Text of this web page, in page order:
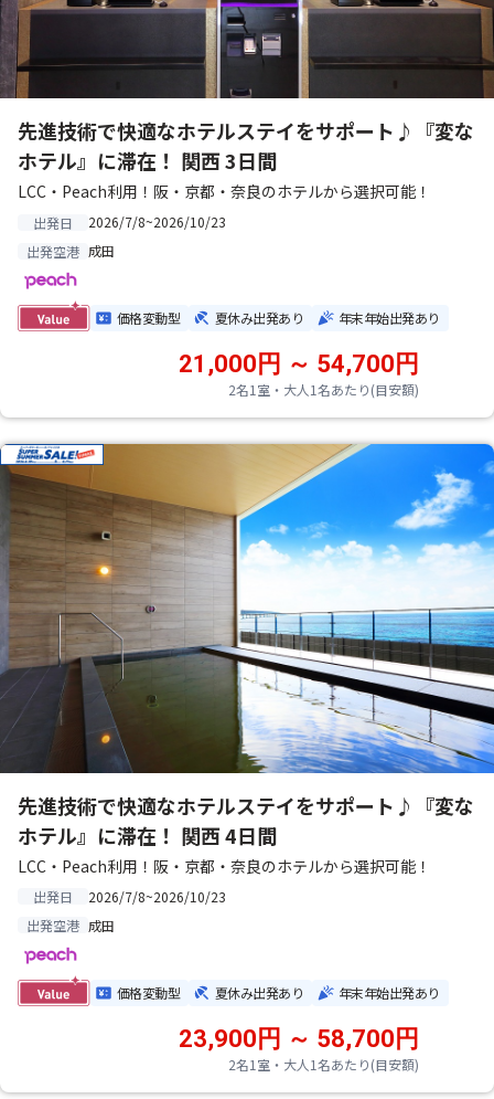
先進技術で快適なホテルステイをサポート♪『変な
ホテル』に滞在！ 関西 3日間
LCC・Peach利用！阪・京都・奈良のホテルから選択可能！
出発日
2026/7/8~2026/10/23
出発空港 成田
価格変動型 夏休み出発あり 年末年始出発あり
2名1室・大人1名あたり(目安額)
21,000円 ～ 54,700円
先進技術で快適なホテルステイをサポート♪『変な
ホテル』に滞在！ 関西 4日間
LCC・Peach利用！阪・京都・奈良のホテルから選択可能！
出発日
2026/7/8~2026/10/23
出発空港 成田
価格変動型 夏休み出発あり 年末年始出発あり
2名1室・大人1名あたり(目安額)
23,900円 ～ 58,700円